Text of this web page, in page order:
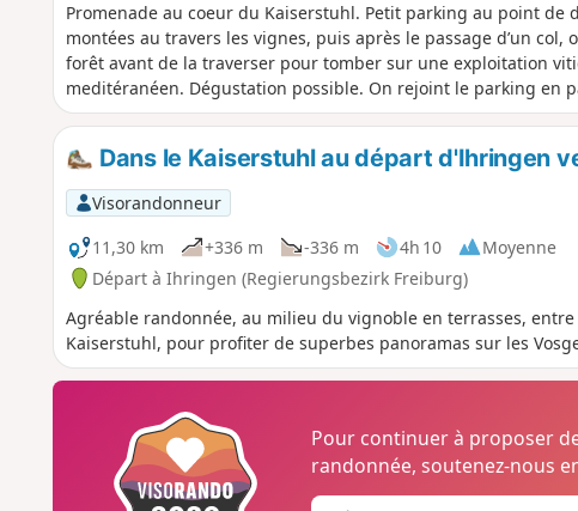
Promenade au coeur du Kaiserstuhl. Petit parking au point de
montées au travers les vignes, puis après le passage d’un
forêt avant de la traverser pour tomber sur une exploitation
meditéranéen. Dégustation possible. On rejoint le parking en
Dans le Kaiserstuhl au départ d'Ihringen
Visorandonneur
11,30 km
+336 m -336 m 4h 10
Moyenne
Départ à Ihringen (Regierungsbezirk Freiburg)
Agréable randonnée, au milieu du vignoble en terrasses,
Kaiserstuhl, pour profiter de superbes panoramas sur les
Pour continuer à proposer
randonnée, soutenez-nous